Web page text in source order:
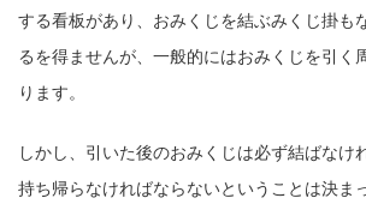
する看板があり、おみくじを結ぶみくじ掛も
るを得ませんが、一般的にはおみくじを引く
ります。
しかし、引いた後のおみくじは必ず結ばなけ
持ち帰らなければならないということは決ま